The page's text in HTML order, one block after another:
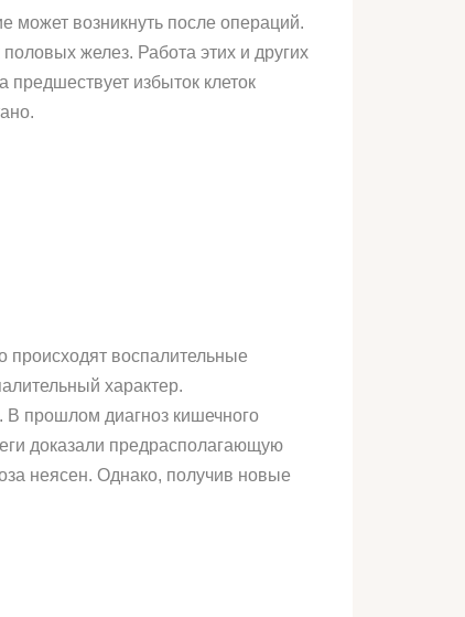
может возникнуть после операций.
желез. Работа этих и других
избыток клеток
воспалительные
характер.
В прошлом диагноз кишечного
доказали предрасполагающую
неясен. Однако, получив новые